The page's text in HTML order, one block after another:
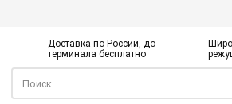
Доставка по России, до
терминала бесплатно